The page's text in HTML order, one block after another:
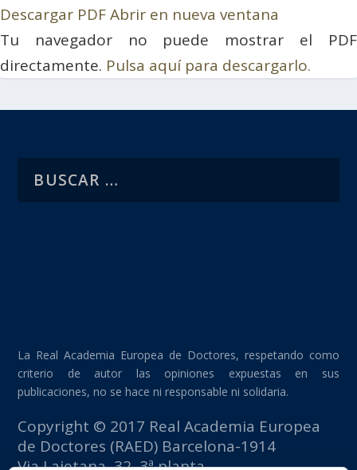
Descargar PDFAbrir en nueva ventana
Tu navegador no puede mostrar el PDF
directamente. Pulsa aquí para descargarlo.
La Real Academia Europea de Doctores, respetando como
criterio de autor las opiniones expuestas en sus
publicaciones, no se hace ni responsable ni solidaria.
Copyright © 2017 Real Academia Europea
de Doctores (RAED) Barcelona-1914